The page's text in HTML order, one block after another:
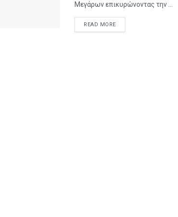
Μεγάρων επικυρώνοντας την ...
READ MORE